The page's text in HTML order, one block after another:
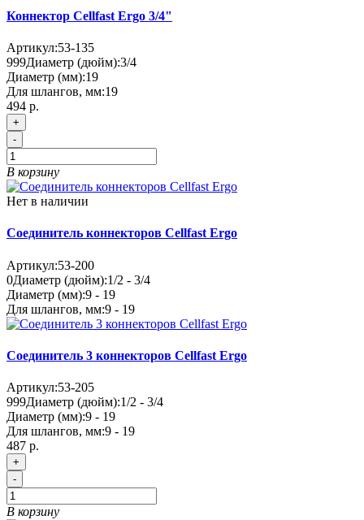
Коннектор Cellfast Ergo 3/4"
Артикул:53-135
999Диаметр (дюйм):3/4
Диаметр (мм):19
Для шлангов, мм:19
494 р.
+
-
В корзину
Нет в наличии
Соединитель коннекторов Cellfast Ergo
Артикул:53-200
0Диаметр (дюйм):1/2 - 3/4
Диаметр (мм):9 - 19
Для шлангов, мм:9 - 19
Соединитель 3 коннекторов Cellfast Ergo
Артикул:53-205
999Диаметр (дюйм):1/2 - 3/4
Диаметр (мм):9 - 19
Для шлангов, мм:9 - 19
487 р.
+
-
В корзину